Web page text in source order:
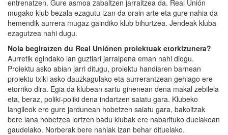
entrenatzen. Gure asmoa zabaltzen jarraitzea da. Real Unión
mugako klub bezala ezagutu izan da orain arte eta gure nahia da
hemendik aurrera mugaz gaindiko klub bihurtzea. Jendeak kluba
ezagutzea nahi dugu.
Nola begiratzen du Real Uniónen proiektuak etorkizunera?
Aurretik egindako lan guztiari jarraipena eman nahi diogu.
Proiektu asko abian jarri ditugu, proiektu handiaren barnean
proiektu txiki asko dauzkagulako eta aurrerantzean gehiago ere
etorriko dira. Egia da klubean sartu ginenean dena makal zebilela
eta, beraz, poliki-poliki dena indartzen saiatu gara. Klubeko
langileok ere gure jardunean hobetzen saiatu gara, bakoitzak
bere lana hobetzea lortzen badu klubak ere nabarituko duelakoan
gaudelako. Norberak bere nahiak izan behar dituelako.